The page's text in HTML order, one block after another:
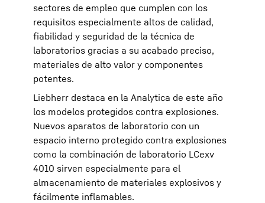
sectores de empleo que cumplen con los
requisitos especialmente altos de calidad,
fiabilidad y seguridad de la técnica de
laboratorios gracias a su acabado preciso,
materiales de alto valor y componentes
potentes.
Liebherr destaca en la Analytica de este año
los modelos protegidos contra explosiones.
Nuevos aparatos de laboratorio con un
espacio interno protegido contra explosiones
como la combinación de laboratorio LCexv
4010 sirven especialmente para el
almacenamiento de materiales explosivos y
fácilmente inflamables.